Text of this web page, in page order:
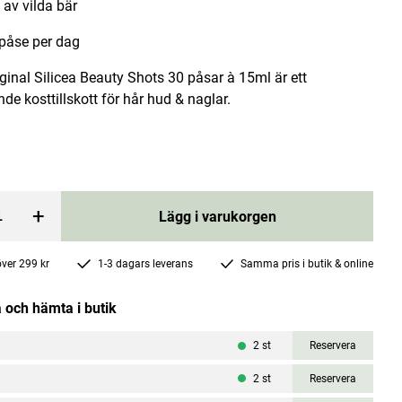
Better You
219 kr
Lägg i varukorgen
av vilda bär
per dag
Silicea Beauty Shots 30 påsar à 15ml är ett
kosttillskott för hår hud & naglar.
+ Lägg i varukorgen
299 kr 1-3 dagars leverans Samma pris i butik & online
och hämta i butik
2 st Reservera
2 st Reservera